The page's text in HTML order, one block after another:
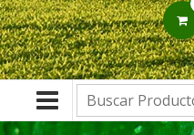
Buscar: